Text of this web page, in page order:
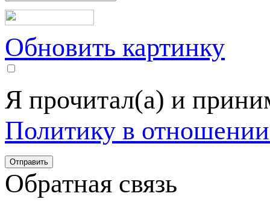
Обновить картинку
Я прочитал(а) и
Политику в
Обратная связь